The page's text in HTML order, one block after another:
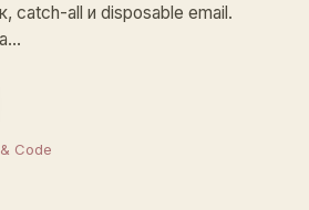
catch-all и disposable email.
Code